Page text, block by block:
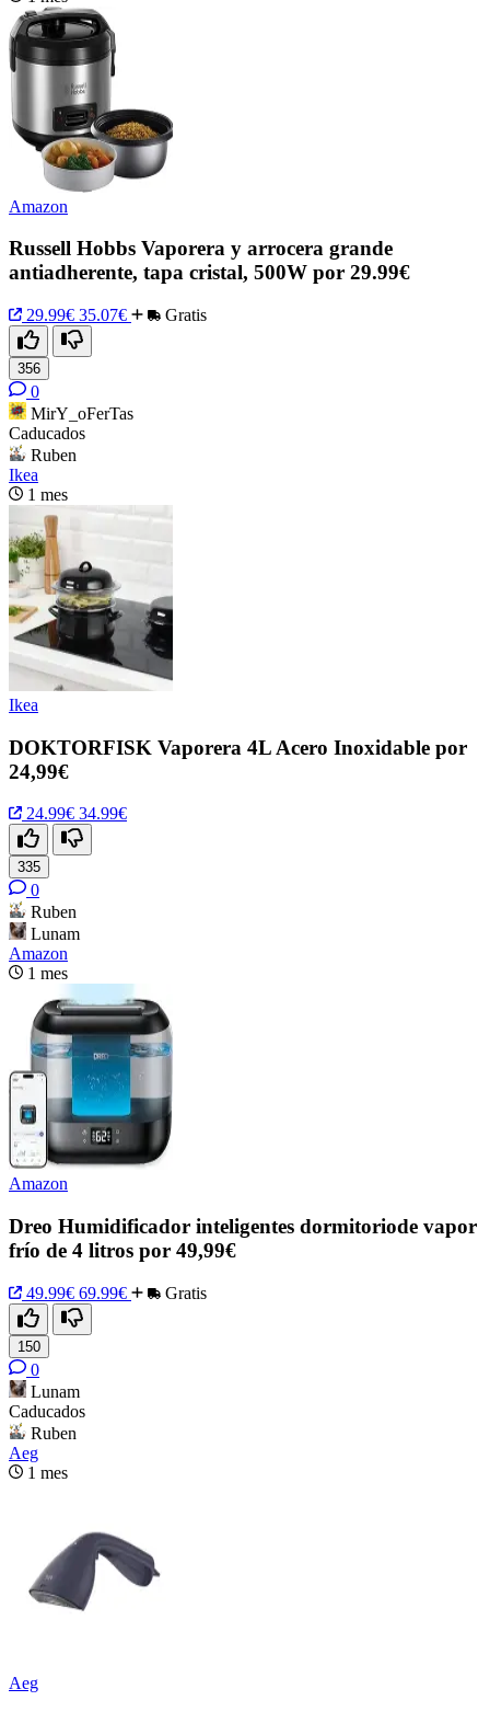
Amazon
Russell Hobbs Vaporera y arrocera grande
antiadherente, tapa cristal, 500W por 29.99€
29.99€ 35.07€ Gratis
356
0
MirY_oFerTas
Caducados
Ruben
Ikea
1 mes
Ikea
DOKTORFISK Vaporera 4L Acero Inoxidable por
24,99€
24.99€ 34.99€
335
0
Ruben
Lunam
Amazon
1 mes
Amazon
Dreo Humidificador inteligentes dormitoriode vapor
frío de 4 litros por 49,99€
49.99€ 69.99€ Gratis
150
0
Lunam
Caducados
Ruben
Aeg
1 mes
Aeg